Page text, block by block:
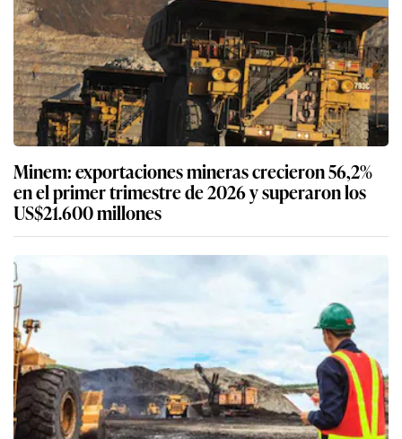
Minem: exportaciones mineras crecieron 56,2%
en el primer trimestre de 2026 y superaron los
US$21.600 millones